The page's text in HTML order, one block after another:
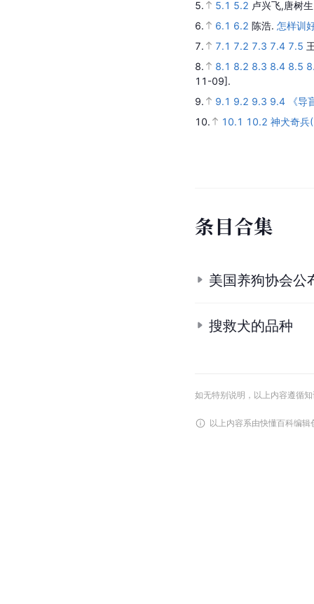
5. 5.1 5.2 卢兴飞,唐树
6.
6.1 6.2 陈浩. 怎样训
7.
7.1 7.2 7.3 7.4 7.5
8.
8.1 8.2 8.3 8.4 8.5
11-09].
9.
9.1 9.2 9.3 9.4
《
10.
10.1 10.2 神犬奇
条目合集
美国养狗协会公
搜救犬的品种
如无特别说明，以上内容遵循
以上内容系由快懂百科编